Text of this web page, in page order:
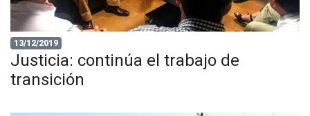
13/12/2019
Justicia: continúa el trabajo de
transición